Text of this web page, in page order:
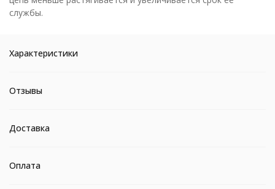
службы.
Характеристики
Отзывы
Доставка
Оплата